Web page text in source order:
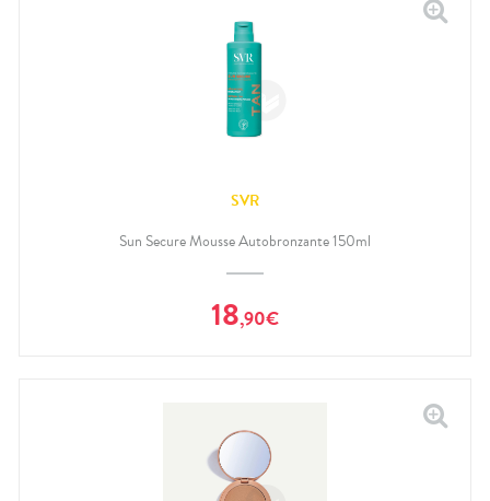
SVR
Sun Secure Mousse Autobronzante 150ml
18,90€